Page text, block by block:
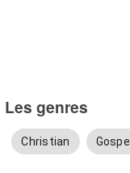
Les genres
Christian Gospel